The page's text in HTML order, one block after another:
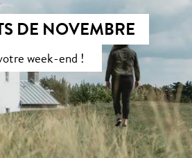
DE NOVEMBRE
week-end !